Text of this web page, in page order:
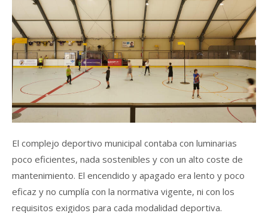
El complejo deportivo municipal contaba con luminarias
poco eficientes, nada sostenibles y con un alto coste de
mantenimiento. El encendido y apagado era lento y poco
eficaz y no cumplía con la normativa vigente, ni con los
requisitos exigidos para cada modalidad deportiva.